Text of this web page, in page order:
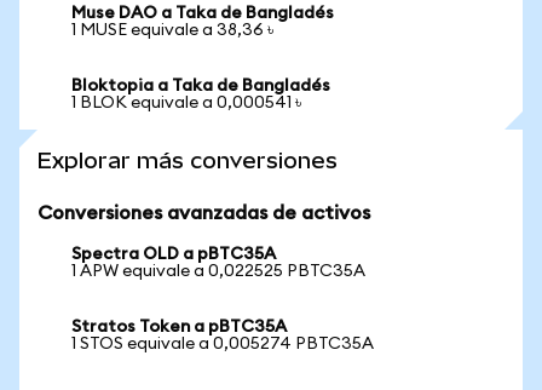
Muse DAO a Taka de Bangladés
1 MUSE equivale a 38,36 ৳
Bloktopia a Taka de Bangladés
1 BLOK equivale a 0,000541 ৳
Explorar más conversiones
Conversiones avanzadas de activos
Spectra OLD a pBTC35A
1 APW equivale a 0,022525 PBTC35A
Stratos Token a pBTC35A
1 STOS equivale a 0,005274 PBTC35A